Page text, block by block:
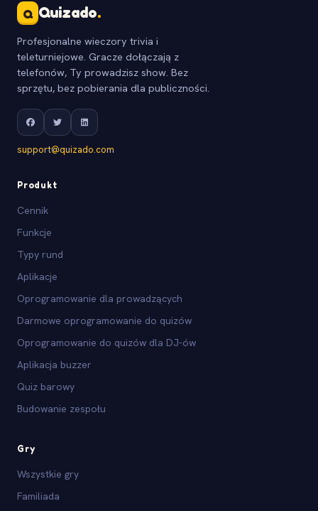
Q Quizado.
Profesjonalne wieczory trivia i
teleturniejowe. Gracze dołączają z
telefonów, Ty prowadzisz show. Bez
sprzętu, bez pobierania dla publiczności.
support@quizado.com
Produkt
Cennik
Funkcje
Typy rund
Aplikacje
Oprogramowanie dla prowadzących
Darmowe oprogramowanie do quizów
Oprogramowanie do quizów dla DJ-ów
Aplikacja buzzer
Quiz barowy
Budowanie zespołu
Gry
Wszystkie gry
Familiada